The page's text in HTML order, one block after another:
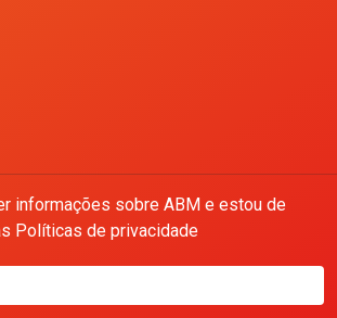
informações sobre ABM e estou de
Políticas de privacidade